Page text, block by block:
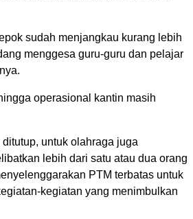
sudah menjangkau kurang lebih
menggesa guru-guru dan pelajar
operasional kantin masih
untuk olahraga juga
lebih dari satu atau dua orang
PTM terbatas untuk
kegiatan yang menimbulkan